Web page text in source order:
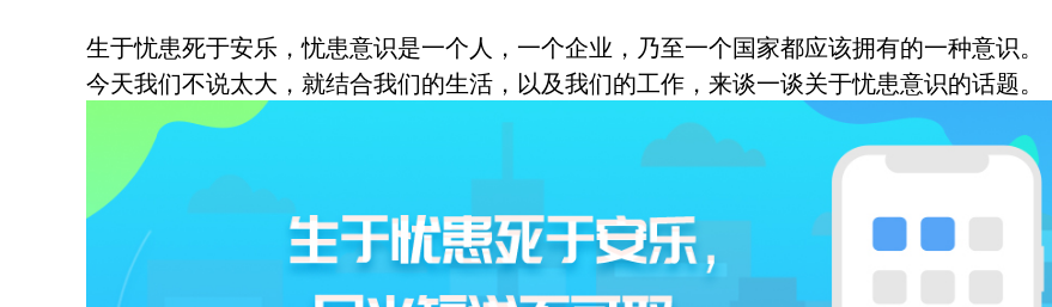
生于忧患死于安乐，忧患意识是一个人，一个企业，乃至一个国家都应该拥有的一种意识。
今天我们不说太大，就结合我们的生活，以及我们的工作，来谈一谈关于忧患意识的话题。